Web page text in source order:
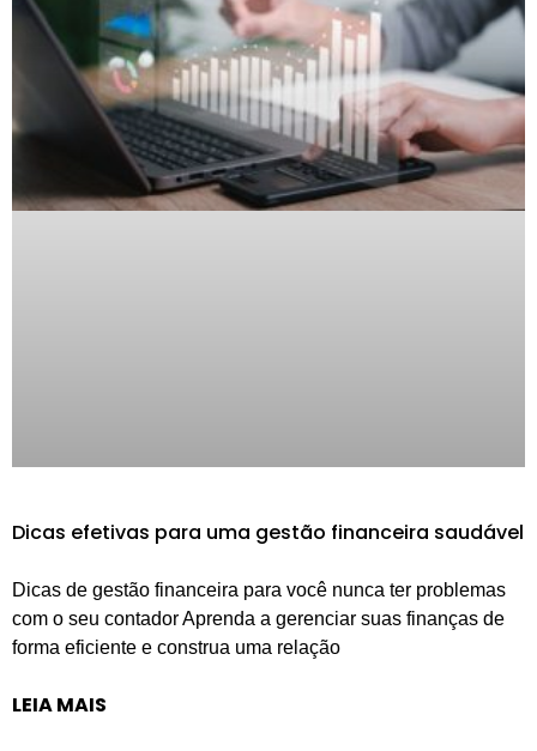
Dicas efetivas para uma gestão financeira saudável
Dicas de gestão financeira para você nunca ter problemas
com o seu contador Aprenda a gerenciar suas finanças de
forma eficiente e construa uma relação
LEIA MAIS